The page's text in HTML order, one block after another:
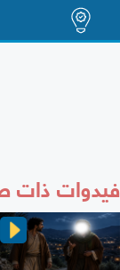
فيدوات ذات